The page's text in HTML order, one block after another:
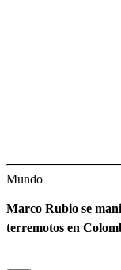
Mundo
Marco Rubio se
terremotos en